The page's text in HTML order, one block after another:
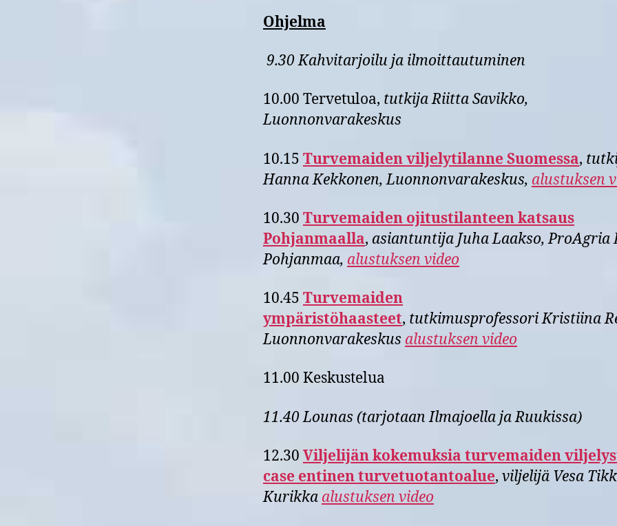
Ohjelma
9.30 Kahvitarjoilu ja ilmoittautuminen
10.00 Tervetuloa, tutkija Riitta Savikko,
Luonnonvarakeskus
10.15 Turvemaiden viljelytilanne Suomessa,
Hanna Kekkonen, Luonnonvarakeskus, alustuksen
10.30 Turvemaiden ojitustilanteen katsaus
Pohjanmaalla, asiantuntija Juha Laakso,ProAgria
Pohjanmaa, alustuksen video
10.45 Turvemaiden
ympäristöhaasteet, tutkimusprofessori Kristiina
Luonnonvarakeskus alustuksen video
11.00 Keskustelua
11.40Lounas (tarjotaan Ilmajoella ja Ruukissa)
12.30 Viljelijän kokemuksia turvemaiden
case entinen turvetuotantoalue, viljelijä Vesa
Kurikka alustuksen video